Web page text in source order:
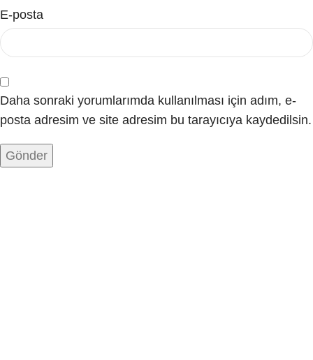
E-posta
Daha sonraki yorumlarımda kullanılması için adım, e-
posta adresim ve site adresim bu tarayıcıya kaydedilsin.